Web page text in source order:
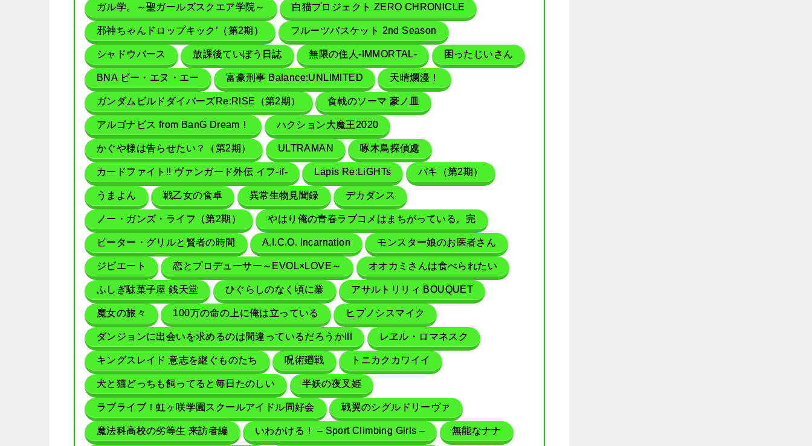
ガル学。～聖ガールズスクエア学院～ 白猫プロジェクト ZERO CHRONICLE
邪神ちゃんドロップキック’（第2期） フルーツバスケット 2nd Season
シャドウバース 放課後ていぼう日誌 無限の住人-IMMORTAL- 困ったじいさん
BNA ビー・エヌ・エー 富豪刑事 Balance:UNLIMITED 天晴爛漫！
ガンダムビルドダイバーズRe:RISE（第2期） 食戟のソーマ 豪ノ皿
アルゴナビス from BanG Dream！ ハクション大魔王2020
かぐや様は告らせたい？（第2期） ULTRAMAN 啄木鳥探偵處
カードファイト!! ヴァンガード外伝 イフ-if- Lapis Re:LiGHTs バキ（第2期）
うまよん 戦乙女の食卓 異常生物見聞録 デカダンス
ノー・ガンズ・ライフ（第2期） やはり俺の青春ラブコメはまちがっている。完
ピーター・グリルと賢者の時間 A.I.C.O. Incarnation モンスター娘のお医者さん
ジビエート 恋とプロデューサー～EVOL×LOVE～ オオカミさんは食べられたい
ふしぎ駄菓子屋 銭天堂 ひぐらしのなく頃に業 アサルトリリィ BOUQUET
魔女の旅々 100万の命の上に俺は立っている ヒプノシスマイク
ダンジョンに出会いを求めるのは間違っているだろうかIII レヱル・ロマネスク
キングスレイド 意志を継ぐものたち 呪術廻戦 トニカクカワイイ
犬と猫どっちも飼ってると毎日たのしい 半妖の夜叉姫
ラブライブ！虹ヶ咲学園スクールアイドル同好会 戦翼のシグルドリーヴァ
魔法科高校の劣等生 来訪者編 いわかける！ – Sport Climbing Girls – 無能なナナ